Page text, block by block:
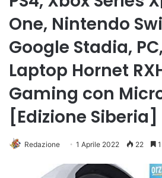
One, Nintendo
Google Stadia,
Laptop Hornet
Gaming con
[Edizione Siberia]
Redazione 1 Aprile 2022 22